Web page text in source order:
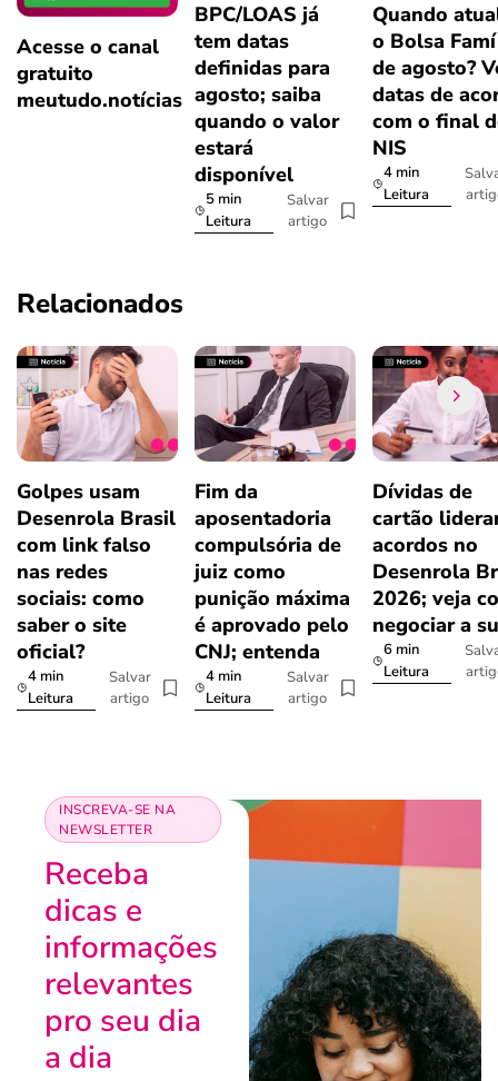
Acesse o canal
gratuito
meutudo.notícias
BPC/LOAS já
tem datas
definidas para
agosto; saiba
quando o valor
estará
disponível
5 min
Leitura
Salvar
artigo
Quando
o Bolsa
de agosto?
datas de
com o final
NIS
4 min
Leitura
Relacionados
Golpes usam
Desenrola Brasil
com link falso
nas redes
sociais: como
saber o site
oficial?
4 min
Leitura
Salvar
artigo
Fim da
aposentadoria
compulsória de
juiz como
punição máxima
é aprovado pelo
CNJ; entenda
4 min
Leitura
Salvar
artigo
Dívidas de
cartão
acordos no
Desenrola
2026; veja
negociar a
6 min
Leitura
INSCREVA-SE NA
NEWSLETTER
Receba
dicas e
informações
relevantes
pro seu dia
a dia